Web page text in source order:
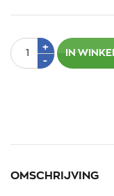
Aantal+Plus
-Min
IN
OMSCHRIJVING